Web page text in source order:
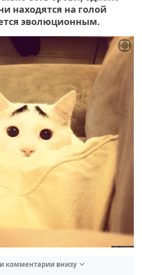
находятся на голой
эволюционным.
комментарии внизу